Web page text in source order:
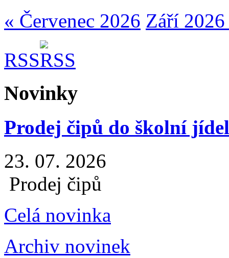
« Červenec 2026 Září
RSS
Novinky
Prodej čipů do školní
23. 07. 2026
Prodej čipů
Celá novinka
Archiv novinek